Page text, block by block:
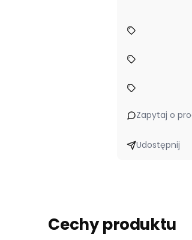
Zapytaj o
Udostępnij
Cechy produktu